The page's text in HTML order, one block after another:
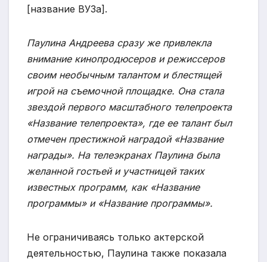
[название ВУЗа].
Паулина Андреева сразу же привлекла
внимание кинопродюсеров и режиссеров
своим необычным талантом и блестящей
игрой на съемочной площадке. Она стала
звездой первого масштабного телепроекта
«Название телепроекта», где ее талант был
отмечен престижной наградой «Название
награды». На телеэкранах Паулина была
желанной гостьей и участницей таких
известных программ, как «Название
программы» и «Название программы».
Не ограничиваясь только актерской
деятельностью, Паулина также показала